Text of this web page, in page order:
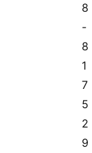
8
-
8
1
7
5
2
9